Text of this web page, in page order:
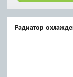
Радиатор